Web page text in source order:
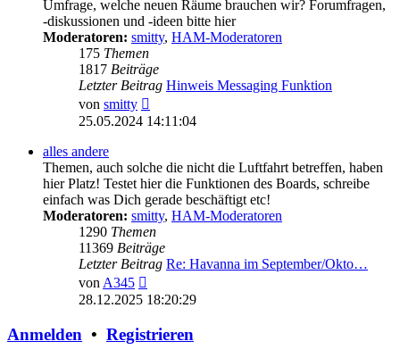
Umfrage, welche neuen Räume brauchen wir? Forumfragen,
-diskussionen und -ideen bitte hier
Moderatoren: smitty, HAM-Moderatoren
175 Themen
1817 Beiträge
Letzter Beitrag Hinweis Messaging Funktion
von smitty
Beitrag
25.05.2024 14:11:04
alles andere
Themen, auch solche die nicht die Luftfahrt betreffen, haben
hier Platz! Testet hier die Funktionen des Boards, schreibe
einfach was Dich gerade beschäftigt etc!
Moderatoren: smitty, HAM-Moderatoren
1290 Themen
11369 Beiträge
Letzter Beitrag Re: Havanna im September/Okto…
vonA345
Beitrag
28.12.2025 18:20:29
Anmelden • Registrieren